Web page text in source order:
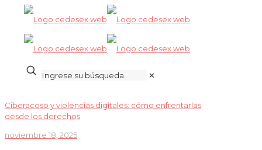
✕
Ciberacoso y violencias digitales: cómo enfrentarlas
desde los derechos
noviembre 18, 2025